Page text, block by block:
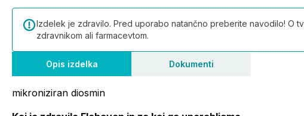
Izdelek je zdravilo. Pred uporabo natančno preberite navodilo! O
zdravnikom ali farmacevtom.
Opis izdelka Dokumenti
mikroniziran diosmin